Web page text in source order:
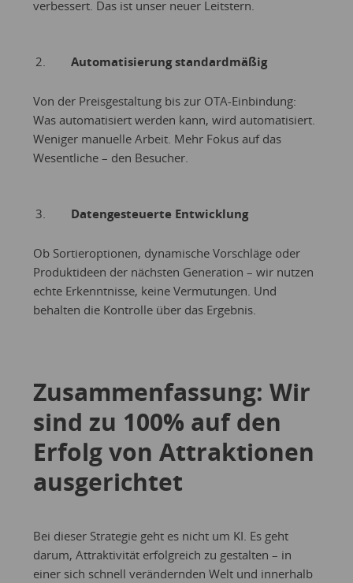
verbessert. Das ist unser neuer Leitstern.
Automatisierung standardmäßig
Von der Preisgestaltung bis zur OTA-Einbindung:
Was automatisiert werden kann, wird automatisiert.
Weniger manuelle Arbeit. Mehr Fokus auf das
Wesentliche – den Besucher.
Datengesteuerte Entwicklung
Ob Sortieroptionen, dynamische Vorschläge oder
Produktideen der nächsten Generation – wir nutzen
echte Erkenntnisse, keine Vermutungen. Und
behalten die Kontrolle über das Ergebnis.
Zusammenfassung: Wir
sind zu 100% auf den
Erfolg von Attraktionen
ausgerichtet
Bei dieser Strategie geht es nicht um KI. Es geht
darum, Attraktivität erfolgreich zu gestalten – in
einer sich schnell verändernden Welt und innerhalb